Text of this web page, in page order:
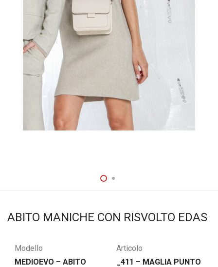
ABITO MANICHE CON RISVOLTO EDAS
Modello
MEDIOEVO – ABITO
Articolo
_411 – MAGLIA PUNTO